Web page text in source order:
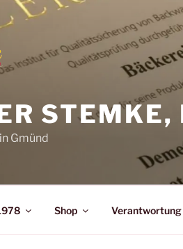
STEMKE,
Gmünd
Shop Verantwortung